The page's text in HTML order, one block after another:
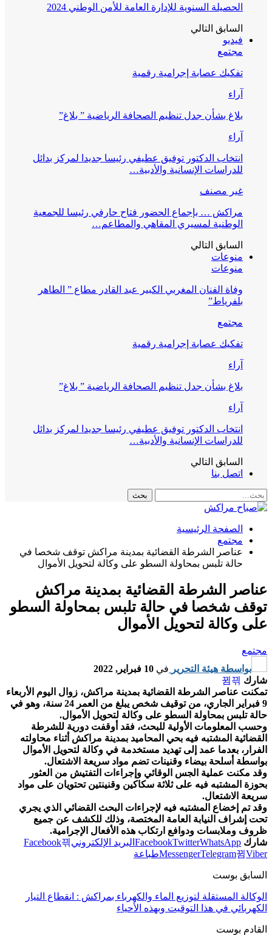
الحصيلة السنوية للإدارة العامة للأمن الوطني 2024
السابق التالي
فيديو
مجتمع
تفكيك عصابة إجرامية رقمية
آراء
بلاغ بشأن جدل تنظيم الصحافة الرياضية ” بلاغ”
آراء
انتخاب الدكتور توفيق عطيفي رئيسا جديدا لمركز بدائل
للدراسات الإنسانية والأدبية…
غير مصنف
مراكش … بإجماع الحضور فتاح حارفي رئيسا للجمعية
الوطنية لمسيري المقاهي والمطاعم…
السابق التالي
منوعات
منوعات
وفاة الفنان المغربي الكبير عبد القادر مطاع ” الطاهر
بلفرياط”
مجتمع
تفكيك عصابة إجرامية رقمية
آراء
بلاغ بشأن جدل تنظيم الصحافة الرياضية ” بلاغ”
آراء
انتخاب الدكتور توفيق عطيفي رئيسا جديدا لمركز بدائل
للدراسات الإنسانية والأدبية…
السابق التالي
اتصل بنا
الصفحة الرئيسية
مجتمع
عناصر الشرطة القضائية بمدينة مراكش توقف شخصا في
حالة تلبس بمحاولة السطو على وكالة لتحويل الأموال
عناصر الشرطة القضائية بمدينة مراكش
توقف شخصا في حالة تلبس بمحاولة السطو
على وكالة لتحويل الأموال
مجتمع
بواسطة هيئة التحرير في 10 فبراير, 2022
شارك
تمكنت عناصر الشرطة القضائية بمدينة مراكش، زوال اليوم الأربعاء
9 فبراير الجاري، من توقيف شخص يبلغ من العمر 24 سنة، وهو في
حالة تلبس بمحاولة السطو على وكالة لتحويل الأموال.
وحسب المعلومات الأولية للبحث، فقد أوقفت دورية للشرطة
القضائية المشتبه فيه بحي المحاميد بمدينة مراكش أثناء محاولته
الفرار، بعدما عمد إلى تهديد مستخدمة في وكالة لتحويل الأموال
بواسطة أسلحة بيضاء وقنينات تضم مواد سريعة الاشتعال.
وقد مكنت عملية الجس الوقائي وإجراءات التفتيش من العثور
بحوزة المشتبه فيه على ثلاثة سكاكين وقنينتين تحتويان على مواد
سريعة الاشتعال.
وقد تم إخضاع المشتبه فيه لإجراءات البحث القضائي الذي يجري
تحت إشراف النيابة العامة المختصة، وذلك للكشف عن جميع
ظروف وملابسات ودوافع ارتكاب هذه الأفعال الإجرامية.
شارك
FacebookTwitterWhatsApp البريد الإلكتروني
Facebook
MessengerTelegram Viber طباعة
السابق بوست
الوكالة المستقلة لتوزيع الماء والكهرباء بمراكش : انقطاع التيار
الكهربائي في هذا التوقيت وبهذه الأحياء
القادم بوست